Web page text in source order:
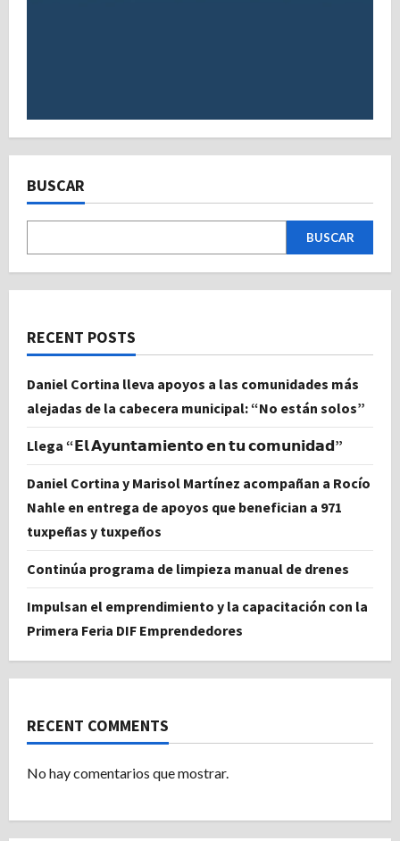
BUSCAR
BUSCAR
RECENT POSTS
Daniel Cortina lleva apoyos a las comunidades más
alejadas de la cabecera municipal: “No están solos”
Llega “𝗘𝗹 𝗔𝘆𝘂𝗻𝘁𝗮𝗺𝗶𝗲𝗻𝘁𝗼 𝗲𝗻 𝘁𝘂 𝗰𝗼𝗺𝘂𝗻𝗶𝗱𝗮𝗱”
Daniel Cortina y Marisol Martínez acompañan a Rocío
Nahle en entrega de apoyos que benefician a 971
tuxpeñas y tuxpeños
Continúa programa de limpieza manual de drenes
Impulsan el emprendimiento y la capacitación con la
Primera Feria DIF Emprendedores
RECENT COMMENTS
No hay comentarios que mostrar.